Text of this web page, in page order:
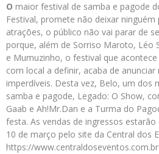
O maior festival de samba e pagode
Festival, promete não deixar
atrações, o público não vai parar de
porque, além de Sorriso Maroto, Léo
e Mumuzinho, o festival que
com local a definir, acaba de
imperdíveis. Desta vez, Belo, um dos
samba e pagode, Legado: O Show,
Gaab e Ah!Mr.Dan e a Turma do
festa. As vendas de ingressos
10 de março pelo site da Central dos
https://www.centraldoseventos.com.br